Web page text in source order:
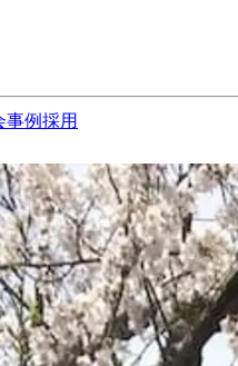
事例採用